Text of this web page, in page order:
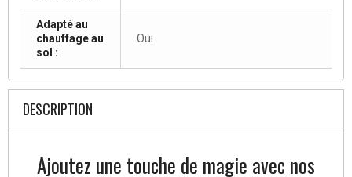
Adapté au
chauffage au
sol :
Oui
DESCRIPTION
Ajoutez une touche de magie avec nos